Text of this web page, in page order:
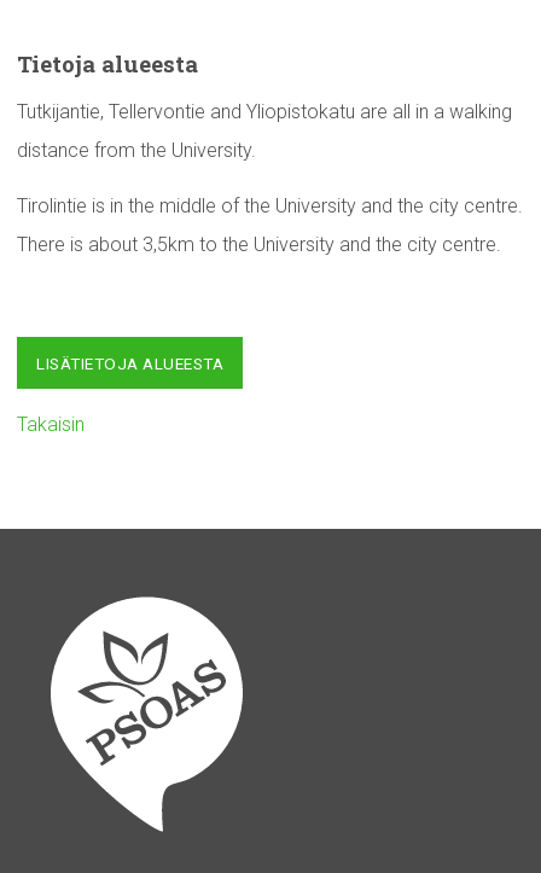
Tietoja alueesta
Tutkijantie, Tellervontie and Yliopistokatu are all in a walking
distance from the University.
Tirolintie is in the middle of the University and the city centre.
There is about 3,5km to the University and the city centre.
LISÄTIETOJA ALUEESTA
Takaisin